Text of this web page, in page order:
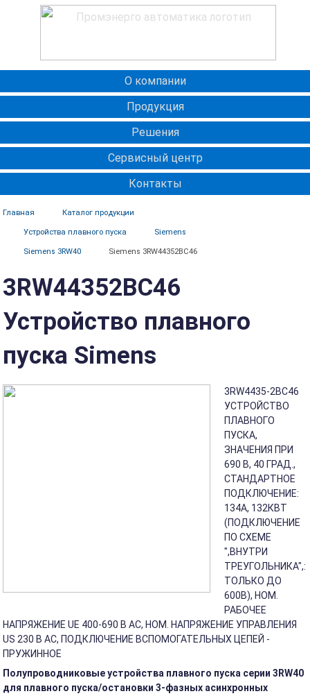
О компании
Продукция
Решения
Сервисный центр
Контакты
Главная Каталог продукции
Устройства плавного пуска Siemens
Siemens 3RW40 Siemens 3RW44352BC46
3RW44352BC46
Устройство плавного
пуска Simens
3RW4435-2BC46
УСТРОЙСТВО
ПЛАВНОГО
ПУСКА,
ЗНАЧЕНИЯ ПРИ
690 В, 40 ГРАД.,
СТАНДАРТНОЕ
ПОДКЛЮЧЕНИЕ:
134A, 132КВТ
(ПОДКЛЮЧЕНИЕ
ПО СХЕМЕ
",ВНУТРИ
ТРЕУГОЛЬНИКА",:
ТОЛЬКО ДО
600В), НОМ.
РАБОЧЕЕ
НАПРЯЖЕНИЕ UE 400-690 В АС, НОМ. НАПРЯЖЕНИЕ УПРАВЛЕНИЯ
US 230 В АС, ПОДКЛЮЧЕНИЕ ВСПОМОГАТЕЛЬНЫХ ЦЕПЕЙ -
ПРУЖИННОЕ
Полупроводниковые устройства плавного пуска серии 3RW40
для плавного пуска/остановки 3-фазных асинхронных